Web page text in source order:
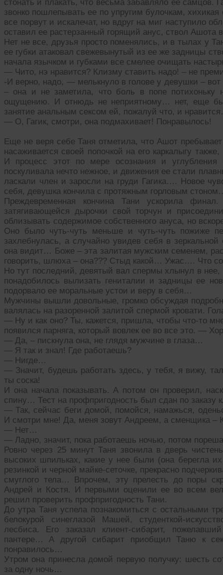
стонать и плакать, что весьма забавляло ее самцов.
звонко пошлепывать ее по упругим булочкам,
все порвут и искалечат, но вдруг на миг наступило
оставил ее растерзанный горящий анус, ствол Ашота
Нет не все, друзья просто поменялись, и в тылах у
ее губки атаковал свежевынутый из ее же задницы
начала язычком и губками все смелее очищать
— Чито, нэ нравится? Клизму ставить надо! – не
-И верно, надо, — мелькнуло в голове у девушки –
– она и не заметила, что боль в попе потихоньку
ощущению. И отнюдь не неприятному… нет, еще
занятие анальным сексом ей, пожалуй что, и
— О, Гагик, смотри, она подмахивает! Понравылось!
Еще не веря себе Таня отметила, что Ашот
насаживается своей попочкой на его каркалыгу
И процесс этот по мере осознания и
поскуливала нечто нежное, и движения ее стали
ласкали член и заросли на груди Гагика…. Новое
себя, девушка кончила с протяжным горловым
Преждевременная кончина Тани ускорила
затягивающейся дырочки свой торчун и
облизывать содержимое собственного ануса, но
Оно было чуть-чуть меньше и чуть-чуть пожиже
захлебнулась, а случайно увидев себя в
она видит… Боже – эта залитая мужским семенем,
говорить, шлюха – она??? Стыд какой… Ужас…. Что
Но тут последний, девятый вал спермы хлынул в
понадобилось вылизать гениталии и задницы ее
подорвало ее моральные устои и веру в себя…
Мужчины вышли довольные, громко обсуждая
валялась на разоренной залитой спермой кровати.
— Ну и как оно? Ты, кажется, пришла, чтобы что-то
появился парняга, который вовлек ее во все это. —
— Да, – пискнула она, не глядя мужчине в глаза…
— Я так и знал! Где работаешь?
— Нигде…
— Значит, будешь работать здесь, у тебя, я вижу,
ты соска!
И она начала показывать. А потом он проверил,
спину… Тест на профпригодность был сдан по заказу
— Так, сейчас беги домой, помойся, намажься,
И смотри мне! Да, меня зовут Андреем, а сменщика –
— Нет…
— Ладно, значит, пока работаешь ночью, потом
Ровно через 25 минут Таня звонила в дверь
высоких шпильках, какие у нее были (она берегла
резинкой и черной майке-сеточке, прекрасно
смуглого тела… Впрочем, эту прелесть до поры
Андрей и Костя. И первыми оценили ее во всем
решил проверить профпригодность Тани.
До утра Таня успела познакомиться с остальными
белокурой синеглазой Машей, студенткой-
лесбиса. Его заказал клиент-сибарит,
пантере… А другой сибарит приобщил Таню к
понравилось…
Утром она принесла домой первую получку: шесть
за одну ночь…